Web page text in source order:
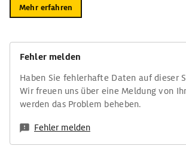
Mehr erfahren
Fehler melden
Haben Sie fehlerhafte Daten auf dieser
Wir freuen uns über eine Meldung von
werden das Problem beheben.
Fehler melden